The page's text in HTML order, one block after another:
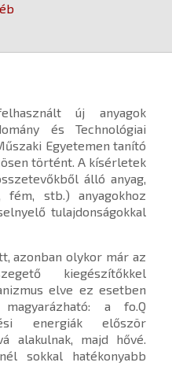
új anyagok
és Technológiai
Egyetemen tanító
történt. A kísérletek
álló anyag,
stb.) anyagokhoz
tulajdonságokkal
azonban olykor már az
kiegészítőkkel
elve ez esetben
a fo.Q
energiák először
alakulnak, majd hővé.
sokkal hatékonyabb